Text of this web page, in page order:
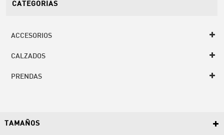
CATEGORIAS
ACCESORIOS
CALZADOS
PRENDAS
TAMAÑOS